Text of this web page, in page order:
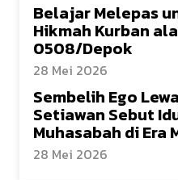
Belajar Melepas
Hikmah Kurban
0508/Depok
28 Mei 2026
Sembelih Ego
Setiawan Sebut
Muhasabah di Era
28 Mei 2026